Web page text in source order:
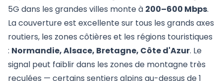
5G dans les grandes villes monte à 200–600 Mbps.
La couverture est excellente sur tous les grands axes
routiers, les zones côtières et les régions touristiques
: Normandie, Alsace, Bretagne, Côte d'Azur. Le
signal peut faiblir dans les zones de montagne très
reculées — certains sentiers alpins au-dessus de 1